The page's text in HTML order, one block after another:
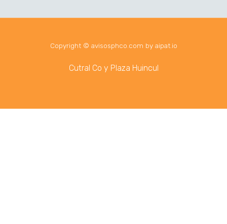
Copyright © avisosphco.com by aipat.io
Cutral Co y Plaza Huincul